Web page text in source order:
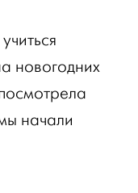
новогодних
начали